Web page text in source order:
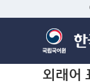
외래어